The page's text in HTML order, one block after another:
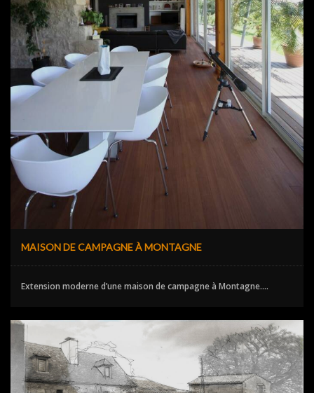
MAISON DE CAMPAGNE À MONTAGNE
Extension moderne d’une maison de campagne à Montagne....